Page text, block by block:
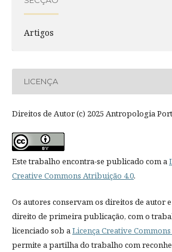
Artigos
LICENÇA
Direitos de Autor (c) 2025 Antropologia
Este trabalho encontra-se publicado com a
Creative Commons Atribuição 4.0.
Os autores conservam os direitos de autor
direito de primeira publicação, com o
licenciado sob aLicença Creative
permite a partilha do trabalho com